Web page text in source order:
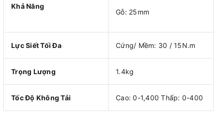
Khả Năng
Gỗ: 25mm
Lực Siết Tối Đa Cứng/ Mềm: 30 / 15N.m
Trọng Lượng 1.4kg
Tốc Độ Không Tải Cao: 0-1,400 Thấp: 0-400